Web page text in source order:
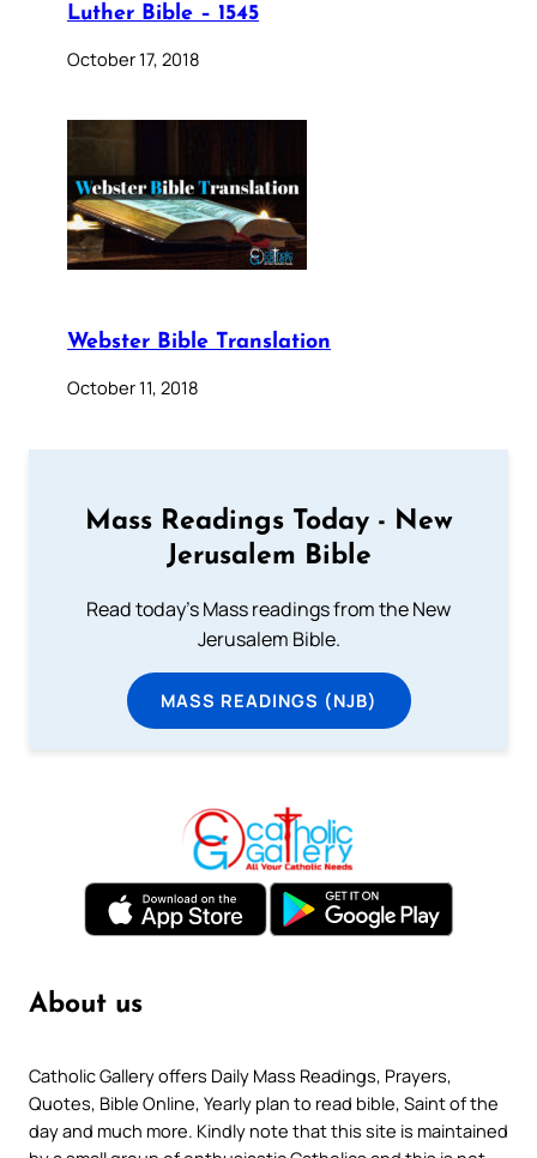
Luther Bible – 1545
October 17, 2018
Webster Bible Translation
October 11, 2018
Mass Readings Today - New
Jerusalem Bible
Read today's Mass readings from the New
Jerusalem Bible.
MASS READINGS (NJB)
About us
Catholic Gallery offers Daily Mass Readings, Prayers,
Quotes, Bible Online, Yearly plan to read bible, Saint of the
day and much more. Kindly note that this site is maintained